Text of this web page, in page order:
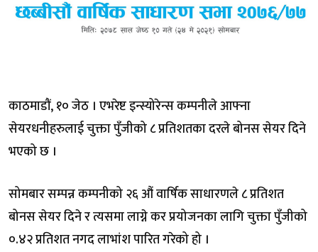
काठमाडौं, १० जेठ । एभरेष्ट इन्स्योरेन्स कम्पनीले आफ्ना
सेयरधनीहरुलाई चुक्ता पुँजीको ८ प्रतिशतका दरले बोनस सेयर दिने
भएको छ ।
सोमबार सम्पन्न कम्पनीको २६ औं वार्षिक साधारणले ८ प्रतिशत
बोनस सेयर दिने र त्यसमा लाग्ने कर प्रयोजनका लागि चुक्ता पुँजीको
०.४२ प्रतिशत नगद लाभांश पारित गरेको हो ।